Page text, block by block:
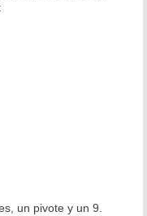
un pivote y un 9.